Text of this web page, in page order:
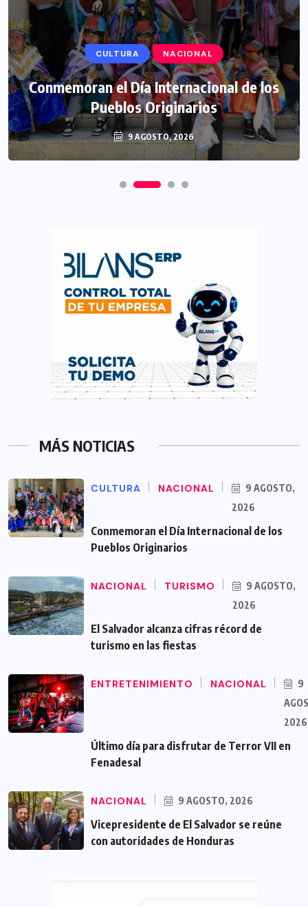
CULTURA NACIONAL
Conmemoran el Día Internacional de los
Pueblos Originarios
9 AGOSTO, 2026
MÁS NOTICIAS
CULTURA NACIONAL
9 AGOSTO,
2026
Conmemoran el Día Internacional de los
Pueblos Originarios
NACIONAL TURISMO
9 AGOSTO,
2026
El Salvador alcanza cifras récord de
turismo en las fiestas
ENTRETENIMIENTO NACIONAL
9
2026
Último día para disfrutar de Terror VII en
Fenadesal
NACIONAL 9 AGOSTO, 2026
Vicepresidente de El Salvador se reúne
con autoridades de Honduras